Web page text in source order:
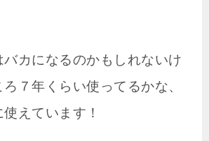
カになるのかもしれないけ
７年くらい使ってるかな、
えています！